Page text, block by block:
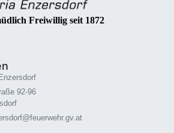
Freiwillig seit 1872
92-96